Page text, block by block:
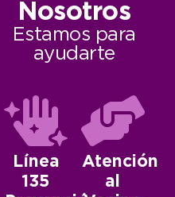
Nosotros
Estamos para
ayudarte
Línea
135
Atención
al